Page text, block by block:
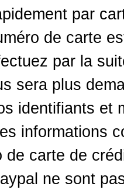
par
de carte
par la
sera plus
identifiants et
informations
de carte de
ne sont